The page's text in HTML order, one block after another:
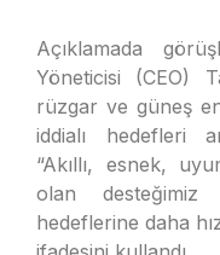
Açıklamada
Yöneticisi (CEO)
rüzgar ve güneş
iddialı hedefleri
“Akıllı, esnek,
olan
hedeflerine daha